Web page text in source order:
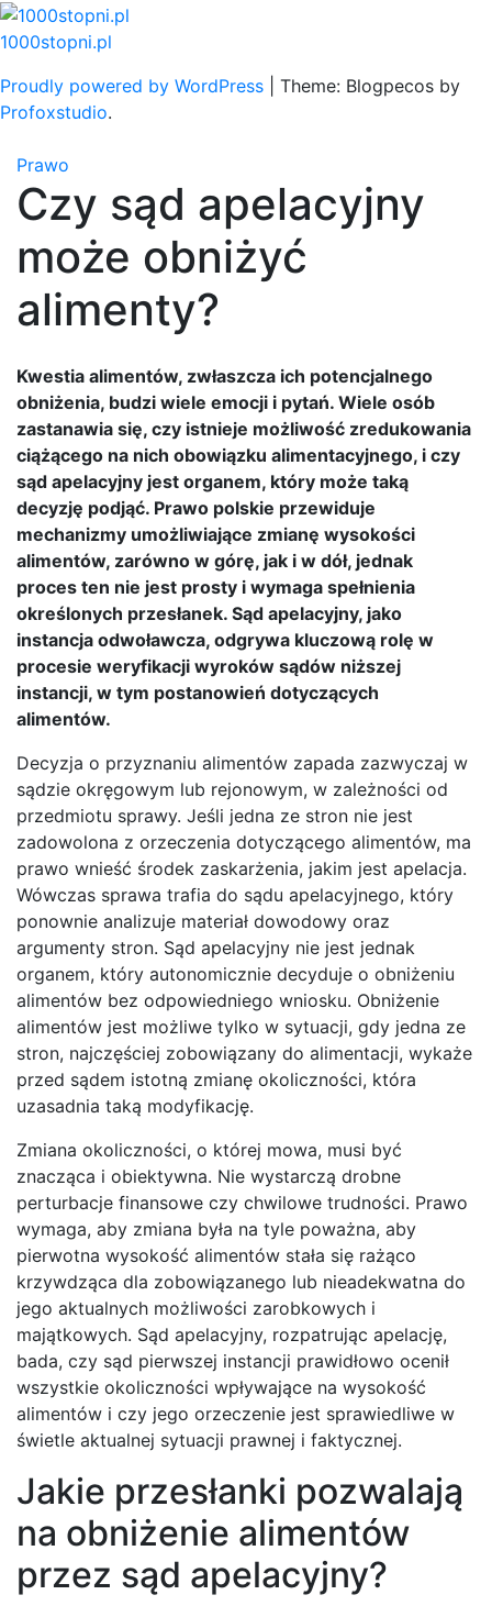
Skip
to
1000stopni.pl
Proudly powered by WordPress
Theme: Blogpecos by
Profoxstudio.
Prawo
Czy sąd apelacyjny
może obniżyć
alimenty?
Kwestia alimentów, zwłaszcza ich potencjalnego
obniżenia, budzi wiele emocji i pytań. Wiele osób
zastanawia się, czy istnieje możliwość zredukowania
ciążącego na nich obowiązku alimentacyjnego, i czy
sąd apelacyjny jest organem, który może taką
decyzję podjąć. Prawo polskie przewiduje
mechanizmy umożliwiające zmianę wysokości
alimentów, zarówno w górę, jak i w dół, jednak
proces ten nie jest prosty i wymaga spełnienia
określonych przesłanek. Sąd apelacyjny, jako
instancja odwoławcza, odgrywa kluczową rolę w
procesie weryfikacji wyroków sądów niższej
instancji, w tym postanowień dotyczących
alimentów.
Decyzja o przyznaniu alimentów zapada zazwyczaj w
sądzie okręgowym lub rejonowym, w zależności od
przedmiotu sprawy. Jeśli jedna ze stron nie jest
zadowolona z orzeczenia dotyczącego alimentów, ma
prawo wnieść środek zaskarżenia, jakim jest apelacja.
Wówczas sprawa trafia do sądu apelacyjnego, który
ponownie analizuje materiał dowodowy oraz
argumenty stron. Sąd apelacyjny nie jest jednak
organem, który autonomicznie decyduje o obniżeniu
alimentów bez odpowiedniego wniosku. Obniżenie
alimentów jest możliwe tylko w sytuacji, gdy jedna ze
stron, najczęściej zobowiązany do alimentacji, wykaże
przed sądem istotną zmianę okoliczności, która
uzasadnia taką modyfikację.
Zmiana okoliczności, o której mowa, musi być
znacząca i obiektywna. Nie wystarczą drobne
perturbacje finansowe czy chwilowe trudności. Prawo
wymaga, aby zmiana była na tyle poważna, aby
pierwotna wysokość alimentów stała się rażąco
krzywdząca dla zobowiązanego lub nieadekwatna do
jego aktualnych możliwości zarobkowych i
majątkowych. Sąd apelacyjny, rozpatrując apelację,
bada, czy sąd pierwszej instancji prawidłowo ocenił
wszystkie okoliczności wpływające na wysokość
alimentów i czy jego orzeczenie jest sprawiedliwe w
świetle aktualnej sytuacji prawnej i faktycznej.
Jakie przesłanki pozwalają
na obniżenie alimentów
przez sąd apelacyjny?